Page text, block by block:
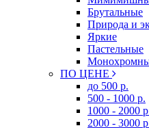
Брутальные
Природа и
Яркие
Пастельные
ПО ЦЕНЕ
до 500 р.
500 - 1000 р.
1000 - 2000
2000 - 3000